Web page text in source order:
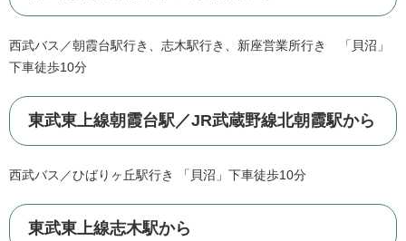
西武バス／朝霞台駅行き、志木駅行き、新座営業所行き 「貝沼」
下車徒歩10分
東武東上線朝霞台駅／JR武蔵野線北朝霞駅から
西武バス／ひばりヶ丘駅行き 「貝沼」下車徒歩10分
東武東上線志木駅から